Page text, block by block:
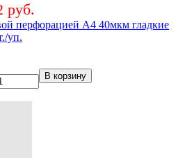
руб.
перфорацией А4 40мкм гладкие
уп.
В корзину